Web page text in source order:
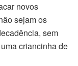
novos
sejam os
sem
criancinha de